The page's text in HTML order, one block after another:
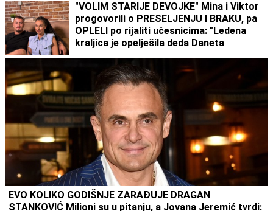
"VOLIM STARIJE DEVOJKE" Mina i Viktor
progovorili o PRESELJENJU I BRAKU, pa
OPLELI po rijaliti učesnicima: "Ledena
kraljica je opelješila deda Daneta
EVO KOLIKO GODIŠNJE ZARAĐUJE DRAGAN
STANKOVIĆ Milioni su u pitanju, a Jovana Jeremić tvrdi: